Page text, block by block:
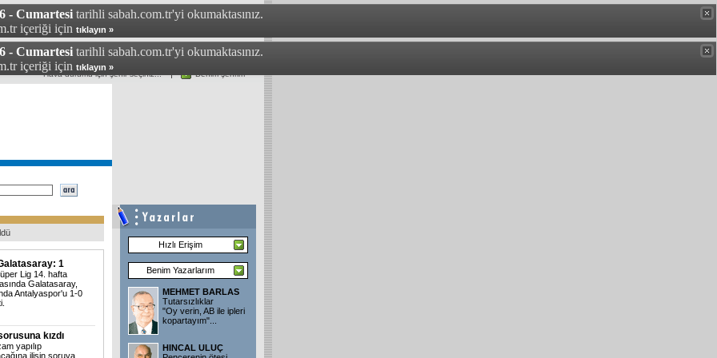
- Cumartesi tarihli sabah.com.tr'yi okumaktasınız.
içeriği için tıklayın »
- Cumartesi tarihli sabah.com.tr'yi okumaktasınız.
içeriği için tıklayın »
1
Lig 14. hafta
Galatasaray,
Antalyaspor'u 1-0
kızdı
yapılıp
ilişin soruya
Hızlı Erişim
Benim Yazarlarım
MEHMET BARLAS
Tutarsızlıklar
"Oy verin, AB ile ipleri
kopartayım"...
HINCAL ULUÇ
Benim şehrim
Hava durumu için şehir seçiniz...